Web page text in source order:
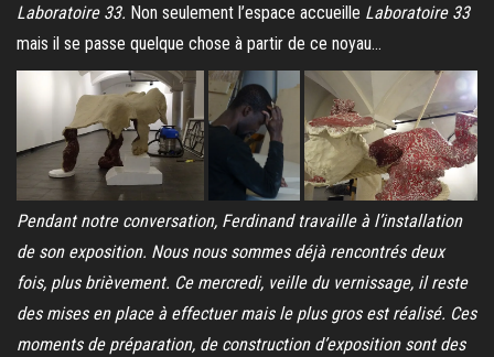
Laboratoire 33. Non seulement l’espace accueille Laboratoire 33
mais il se passe quelque chose à partir de ce noyau…
Pendant notre conversation, Ferdinand travaille à l’installation
de son exposition. Nous nous sommes déjà rencontrés deux
fois, plus brièvement. Ce mercredi, veille du vernissage, il reste
des mises en place à effectuer mais le plus gros est réalisé. Ces
moments de préparation, de construction d’exposition sont des